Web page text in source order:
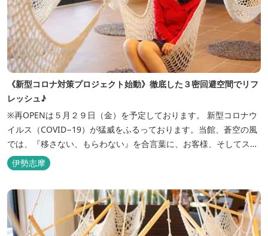
《新型コロナ対策プロジェクト始動》徹底した３密回避空間でリフ
レッシュ♪
※再OPENは５月２９日（金）を予定しております。 新型コロナウ
イルス（COVID−19）が猛威をふるっております。当館、蒼空の風
では、『移さない、もらわない』を合言葉に、お客様、そしてスタ
ッフの感染リスクを最小限に抑えるために、館内設備、オペレーシ
ョンを見直し、徹底した管理を行います。 ※「３密・感染対策の見
える化」のため長文になっております。 《３密回避基本対策》
【密閉...
伊勢志摩